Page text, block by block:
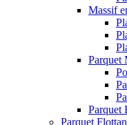
Massif
Parquet
Parquet
Parquet